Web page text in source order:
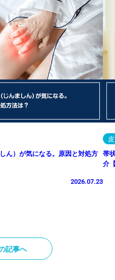
ん）が気になる。原因と対処方
2026.07.23
帯
介
記事へ